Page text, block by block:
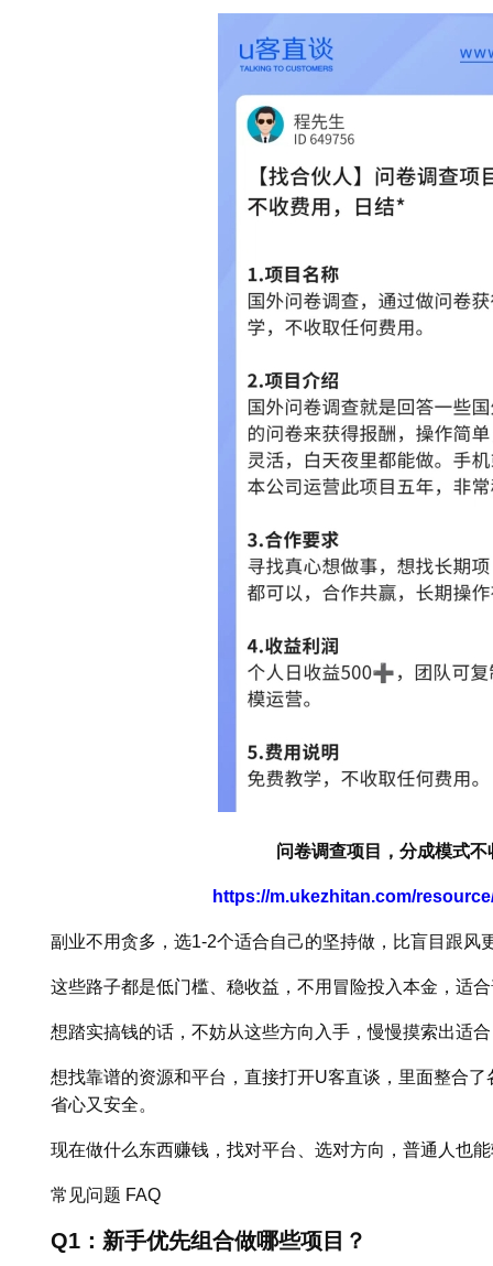
问卷调查项目，分成模式
https://m.ukezhitan.com/
副业不用贪多，选1-2个适合自己的坚持做，比盲目跟风
这些路子都是低门槛、稳收益，不用冒险投入本金，适
想踏实搞钱的话，不妨从这些方向入手，慢慢摸索出适
想找靠谱的资源和平台，直接打开U客直谈，里面整合
省心又安全。
现在做什么东西赚钱，找对平台、选对方向，普通人也
常见问题 FAQ
Q1：新手优先组合做哪些项目？